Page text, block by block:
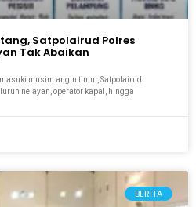
Satpolairud Polres
Tak Abaikan
musim angin timur, Satpolairud
nelayan, operator kapal, hingga
BERITA